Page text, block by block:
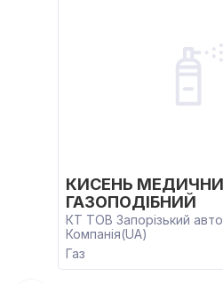
КИСЕНЬ
ГАЗОПОДІБНИЙ
КТ ТОВ Запорізький
Компанія(UA)
Газ